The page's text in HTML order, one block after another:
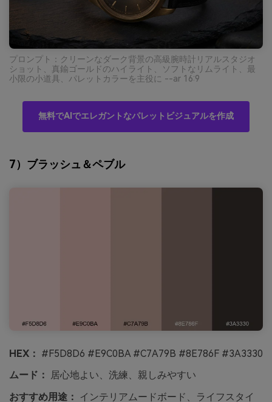
プロンプト：クリーンなダーク背景の高級腕時計リアルスタジオ
ショット、真鍮ゴールドのハイライト、ソフトなリムライト、最
小限の小道具、パレットカラーを主役に --ar 16:9
無料でAIでエレガントなパレットビジュアルを作成
7）ブラッシュ＆ペブル
HEX： #F5D8D6 #E9C0BA #C7A79B #8E786F #3A3330
ムード：
居心地よい、洗練、親しみやすい
おすすめ用途：
インテリアムードボード、ライフスタイ